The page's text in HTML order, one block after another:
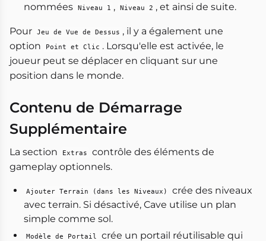
nommées Niveau 1 , Niveau 2 , et ainsi de suite.
Pour Jeu de Vue de Dessus , il y a également une
option
Point et Clic . Lorsqu'elle est activée, le
joueur peut se déplacer en cliquant sur une
position dans le monde.
Contenu de Démarrage
Supplémentaire
La section Extras
contrôle des éléments de
gameplay optionnels.
Ajouter Terrain (dans les Niveaux)
crée des niveaux
avec terrain. Si désactivé, Cave utilise un plan
simple comme sol.
Modèle de Portail crée un portail réutilisable qui